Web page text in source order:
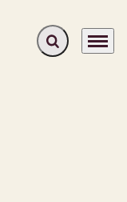
Fold søgefelt
Menu